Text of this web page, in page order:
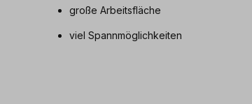
große Arbeitsfläche
viel Spannmöglichkeiten